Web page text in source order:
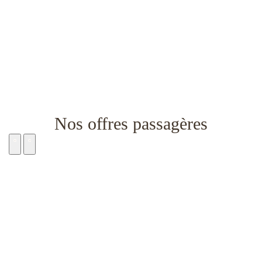
Nos offres passagères